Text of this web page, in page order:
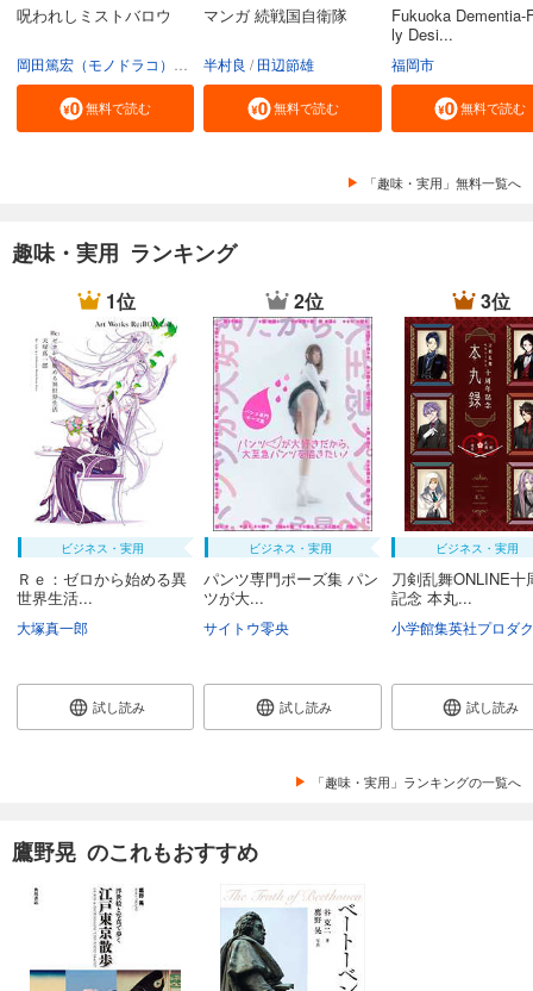
呪われしミストバロウ
宮﨑樹
無料で読む
マンガ 続戦国自衛隊
半村良 田辺節雄
無料で読む
Fukuoka Dementia-
ly Desi...
福岡市
無料で読む
「趣味・実用」無料一覧へ
趣味・実用 ランキング
1位
ビジネス・実用
Ｒｅ：ゼロから始める異
世界生活...
大塚真一郎
試し読み
2位
ビジネス・実用
パンツ専門ポーズ集 パン
ツが大...
サイトウ零央
試し読み
3位
ビジネス・実用
刀剣乱舞ONLINE十
記念 本丸...
試し読み
「趣味・実用」ランキングの一覧へ
鷹野晃 のこれもおすすめ